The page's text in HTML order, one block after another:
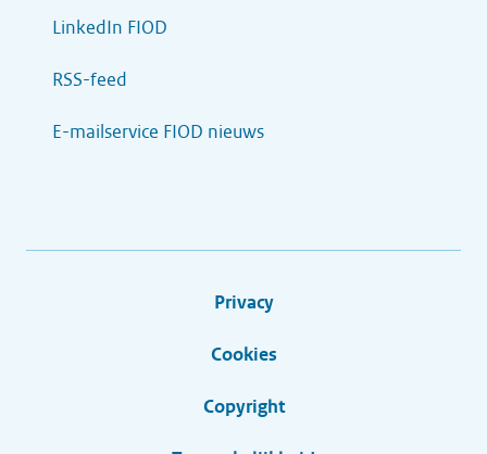
LinkedIn FIOD
RSS-feed
E-mailservice FIOD nieuws
Privacy
Cookies
Copyright